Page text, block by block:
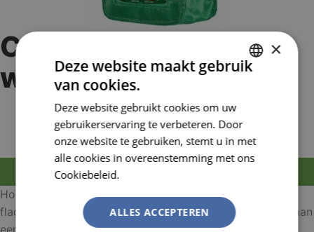
Cederroth Holster Eye
wash in zakmodel
Artikelnummer:CED720300
EAN nummer:
7310617203002
MELD JE AAN OM TE BESTELLEN
Holster van nylon met riemlus. Met de holster kan een
flacon Cederroth Oogdouche in zakmodel gemakkelijk aan
een riem worden meegedragen.
×
Deze website maakt gebruik
van cookies.
Deze website gebruikt cookies om uw
gebruikerservaring te verbeteren. Door
onze website te gebruiken, stemt u in met
alle cookies in overeenstemming met ons
Cookiebeleid.
ALLES ACCEPTEREN